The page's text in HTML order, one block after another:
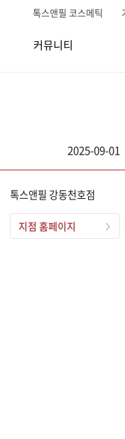
톡스앤필 코스메틱
커뮤니티
2025-09-01
톡스앤필 강동천호점
지점 홈페이지